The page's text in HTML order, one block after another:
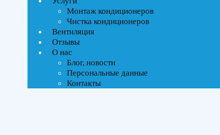
Монтаж кондиционеров
Чистка кондиционеров
Вентиляция
Отзывы
О нас
Блог, новости
Персональные данные
Контакты
ВСЕ АКЦИИ(6)
Тип управления
Инверторное